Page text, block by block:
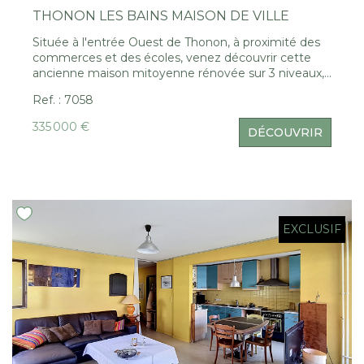
THONON LES BAINS MAISON DE VILLE
Située à l'entrée Ouest de Thonon, à proximité des
commerces et des écoles, venez découvrir cette
ancienne maison mitoyenne rénovée sur 3 niveaux,
sur une terrasse privative. Au 1er étage 2 chambres,
et sous les toits une 3ème chambre et un WC. Une
grange de 34m² à aménager selon vos envies
Ref. : 7058
335 000 €
DÉCOUVRIR
EXCLUSIF